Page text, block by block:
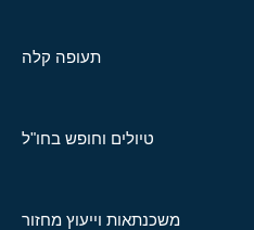
תעופה קלה
טיולים וחופש בחו"ל
משכנתאות וייעוץ מחזור